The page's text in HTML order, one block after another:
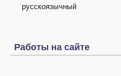
русскоязычный
Работы на сайте